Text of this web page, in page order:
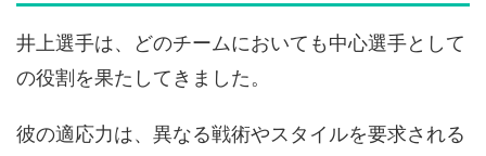
井上選手は、どのチームにおいても中心選手として
の役割を果たしてきました。
彼の適応力は、異なる戦術やスタイルを要求される